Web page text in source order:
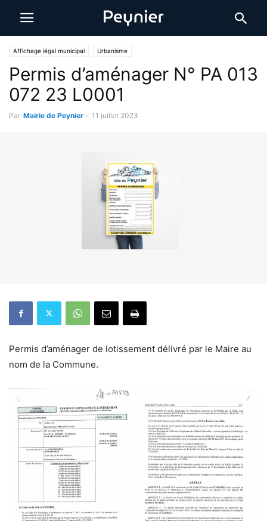
Affichage légal municipal Urbanisme
Permis d’aménager N° PA 013
072 23 L0001
Par Mairie de Peynier - 11 juillet 2023
Permis d’aménager de lotissement délivré par le Maire au
nom de la Commune.